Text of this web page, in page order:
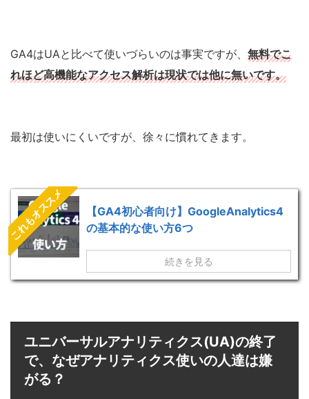
GA4はUAと比べて使いづらいのは事実ですが、 無料でこ
れほど高機能なアクセス解析は現状では他に無いです。
最初は使いにくいですが、徐々に慣れてきます。
これもオススメ
【GA4初心者向け】GoogleAnalytics4
の基本的な使い方6つ
続きを見る
ユニバーサルアナリティクス(UA)の終了
で、なぜアナリティクス使いの人達は嫌
がる？